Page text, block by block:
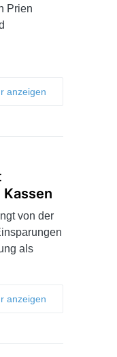
Prien
anzeigen
von der
als
anzeigen